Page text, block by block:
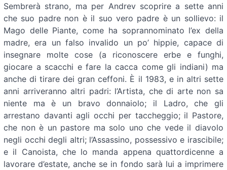
Sembrerà strano, ma per Andrev scoprire a sette anni
che suo padre non è il suo vero padre è un sollievo: il
Mago delle Piante, come ha soprannominato l’ex della
madre, era un falso invalido un po’ hippie, capace di
insegnare molte cose (a riconoscere erbe e funghi,
giocare a scacchi e fare la cacca come gli indiani) ma
anche di tirare dei gran ceffoni. È il 1983, e in altri sette
anni arriveranno altri padri: l’Artista, che di arte non sa
niente ma è un bravo donnaiolo; il Ladro, che gli
arrestano davanti agli occhi per taccheggio; il Pastore,
che non è un pastore ma solo uno che vede il diavolo
negli occhi degli altri; l’Assassino, possessivo e irascibile;
e il Canoista, che lo manda appena quattordicenne a
lavorare d’estate, anche se in fondo sarà lui a imprimere